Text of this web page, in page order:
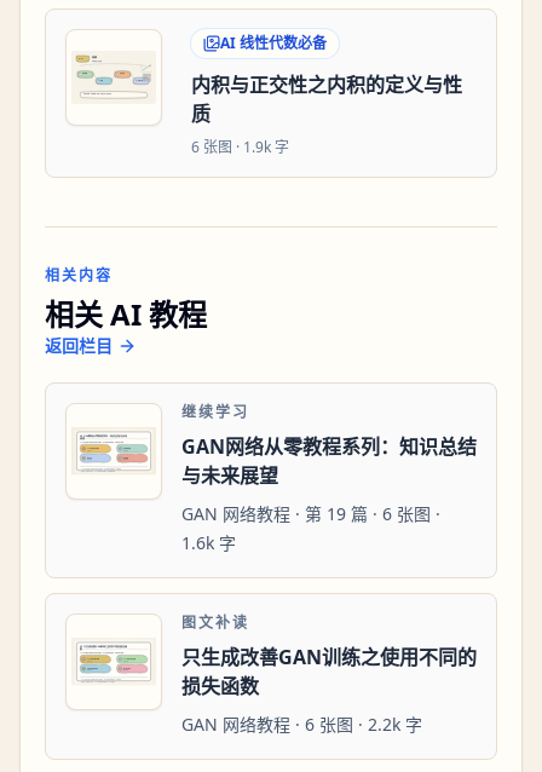
AI 线性代数必备
内积与正交性之内积的定义与性
质
6 张图 · 1.9k 字
相关内容
相关 AI 教程
返回栏目
继续学习
GAN网络从零教程系列：知识总结
与未来展望
GAN 网络教程 · 第 19 篇 · 6 张图 ·
1.6k 字
图文补读
只生成改善GAN训练之使用不同的
损失函数
GAN 网络教程 · 6 张图 · 2.2k 字